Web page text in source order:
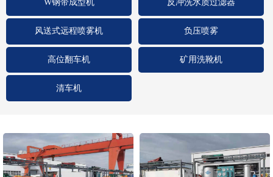
1
W钢带成型机 反冲洗水质过滤器
风送式远程喷雾机 负压喷雾
高位翻车机 矿用洗靴机
清车机